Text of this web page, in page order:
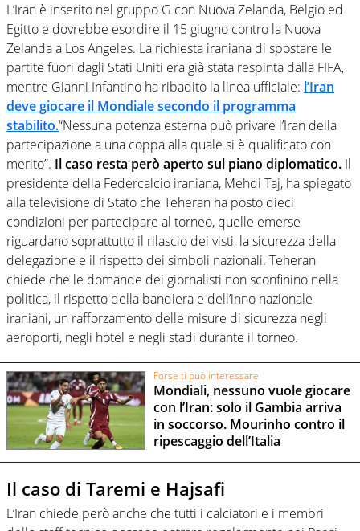
L’Iran è inserito nel gruppo G con Nuova Zelanda, Belgio ed
Egitto e dovrebbe esordire il 15 giugno contro la Nuova
Zelanda a Los Angeles. La richiesta iraniana di spostare le
partite fuori dagli Stati Uniti era già stata respinta dalla FIFA,
mentre Gianni Infantino ha ribadito la linea ufficiale: l’Iran
deve giocare il Mondiale secondo il programma
stabilito.“Nessuna potenza esterna può privare l’Iran della
partecipazione a una coppa alla quale si è qualificato con
merito”. Il caso resta però aperto sul piano diplomatico. Il
presidente della Federcalcio iraniana, Mehdi Taj, ha spiegato
alla televisione di Stato che Teheran ha posto dieci
condizioni per partecipare al torneo, quelle emerse
riguardano soprattutto il rilascio dei visti, la sicurezza della
delegazione e il rispetto dei simboli nazionali. Teheran
chiede che le domande dei giornalisti non sconfinino nella
politica, il rispetto della bandiera e dell’inno nazionale
iraniani, un rafforzamento delle misure di sicurezza negli
aeroporti, negli hotel e negli stadi durante il torneo.
Forse ti può interessare
Mondiali, nessuno vuole giocare
con l’Iran: solo il Gambia arriva
in soccorso. Mourinho contro il
ripescaggio dell’Italia
Il caso di Taremi e Hajsafi
L’Iran chiede però anche che tutti i calciatori e i membri